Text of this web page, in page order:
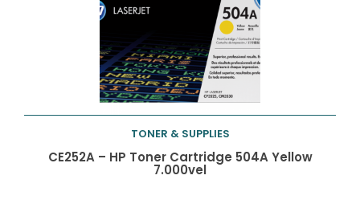
Toevoegen aan
TONER & SUPPLIES
CE252A – HP Toner Cartridge 504A Yellow
7.000vel